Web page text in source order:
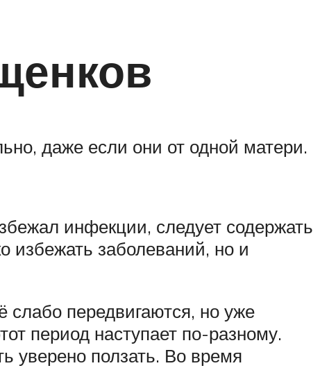
даже если они от одной матери.
инфекции, следует содержать
избежать заболеваний, но и
передвигаются, но уже
период наступает по-разному.
уверено ползать. Во время